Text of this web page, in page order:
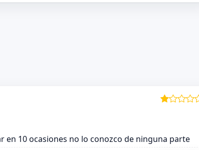
en 10 ocasiones no lo conozco de ninguna parte